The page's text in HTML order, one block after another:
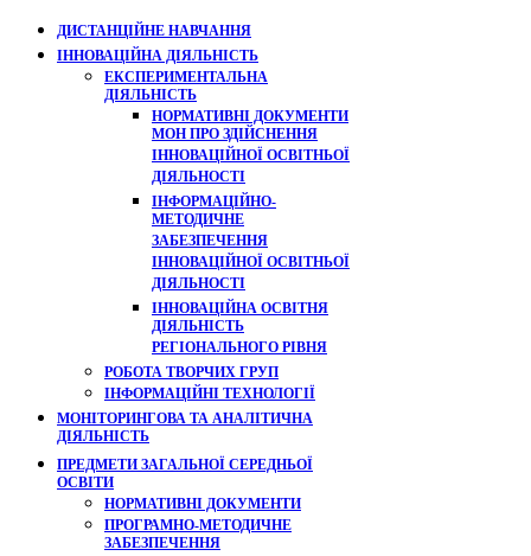
ДИСТАНЦІЙНЕ НАВЧАННЯ
ІННОВАЦІЙНА ДІЯЛЬНІСТЬ
ЕКСПЕРИМЕНТАЛЬНА
ДІЯЛЬНІСТЬ
НОРМАТИВНІ ДОКУМЕНТИ
МОН ПРО ЗДІЙСНЕННЯ
ІННОВАЦІЙНОЇ ОСВІТНЬОЇ
ДІЯЛЬНОСТІ
ІНФОРМАЦІЙНО-
МЕТОДИЧНЕ
ЗАБЕЗПЕЧЕННЯ
ІННОВАЦІЙНОЇ ОСВІТНЬОЇ
ДІЯЛЬНОСТІ
ІННОВАЦІЙНА ОСВІТНЯ
ДІЯЛЬНІСТЬ
РЕГІОНАЛЬНОГО РІВНЯ
РОБОТА ТВОРЧИХ ГРУП
ІНФОРМАЦІЙНІ ТЕХНОЛОГІЇ
МОНІТОРИНГОВА ТА АНАЛІТИЧНА
ДІЯЛЬНІСТЬ
ПРЕДМЕТИ ЗАГАЛЬНОЇ СЕРЕДНЬОЇ
ОСВІТИ
НОРМАТИВНІ ДОКУМЕНТИ
ПРОГРАМНО-МЕТОДИЧНЕ
ЗАБЕЗПЕЧЕННЯ